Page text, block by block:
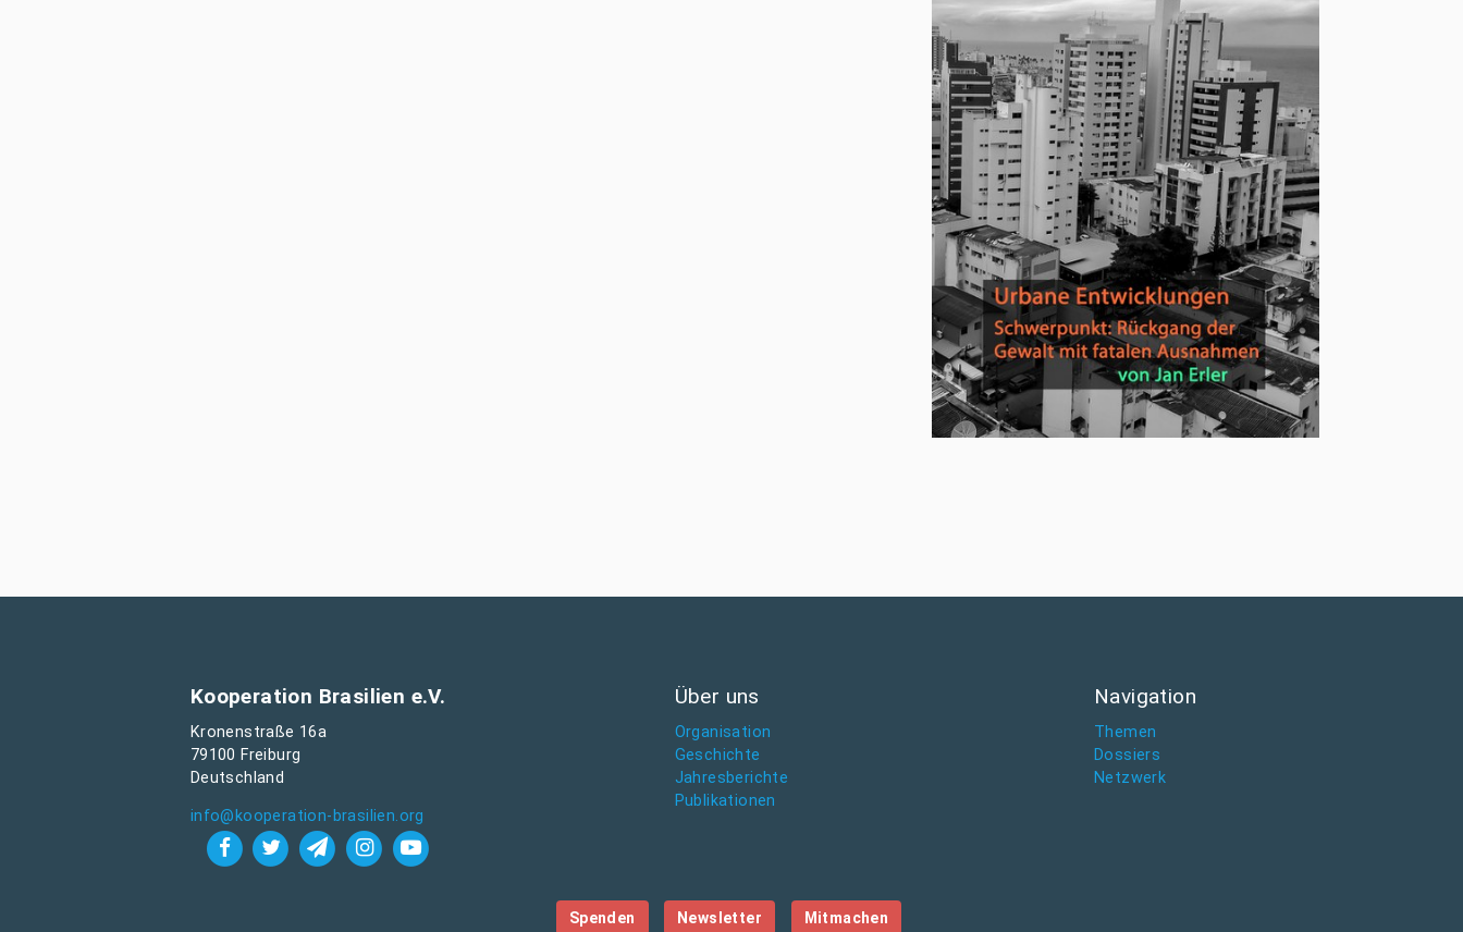
Kooperation Brasilien e.V.
Kronenstraße 16a
79100 Freiburg
Deutschland
info@kooperation-brasilien.org
Über uns
Organisation
Geschichte
Jahresberichte
Publikationen
Navigation
Themen
Dossiers
Netzwerk
Spenden Newsletter Mitmachen